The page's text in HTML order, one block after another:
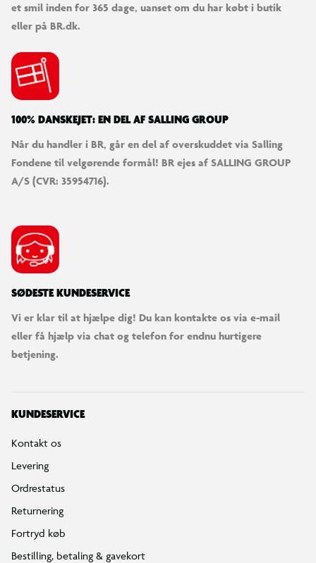
et smil inden for 365 dage, uanset om du har købt i butik
eller på BR.dk.
100% DANSKEJET: EN DEL AF SALLING GROUP
Når du handler i BR, går en del af overskuddet via Salling
Fondene til velgørende formål! BR ejes af SALLING GROUP
A/S (CVR: 35954716).
SØDESTE KUNDESERVICE
Vi er klar til at hjælpe dig! Du kan kontakte os via e-mail
eller få hjælp via chat og telefon for endnu hurtigere
betjening.
KUNDESERVICE
Kontakt os
Levering
Ordrestatus
Returnering
Fortryd køb
Bestilling, betaling & gavekort